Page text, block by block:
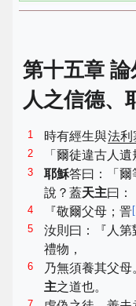
第十五章
人之信德、
1 時有經生與法利
2 「爾徒違古人
3 耶穌答曰：「爾
說？蓋天主曰：
4 『敬爾父母；詈[
5
汝則曰：『人
禮物，
6 乃無須養其父母
主之道也。